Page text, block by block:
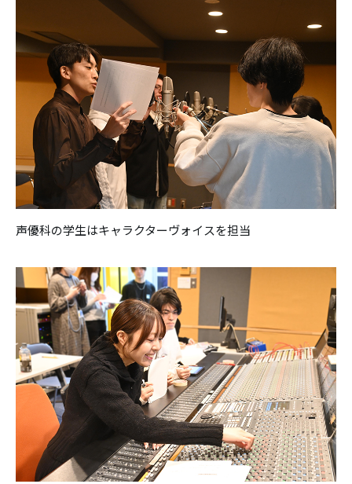
声優科の学生はキャラクターヴォイスを担当